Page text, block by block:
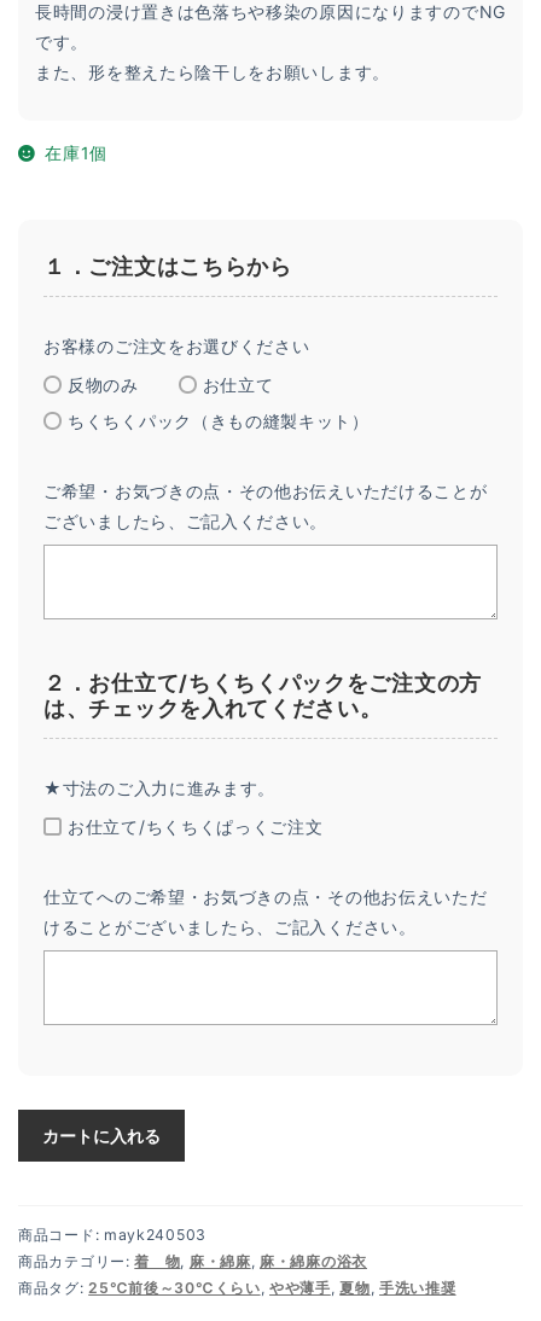
長時間の浸け置きは色落ちや移染の原因になりますのでNG
です。
また、形を整えたら陰干しをお願いします。
在庫1個
１．ご注文はこちらから
お客様のご注文をお選びください
反物のみ
お仕立て
ちくちくパック（きもの縫製キット）
ご希望・お気づきの点・その他お伝えいただけることが
ございましたら、ご記入ください。
２．お仕立て/ちくちくパックをご注文の方
は、チェックを入れてください。
★寸法のご入力に進みます。
お仕立て/ちくちくぱっくご注文
仕立てへのご希望・お気づきの点・その他お伝えいただ
けることがございましたら、ご記入ください。
カートに入れる
商品コード: mayk240503
商品カテゴリー:着 物, 麻・綿麻, 麻・綿麻の浴衣
商品タグ: 25℃前後～30℃くらい,やや薄手,夏物,手洗い推奨